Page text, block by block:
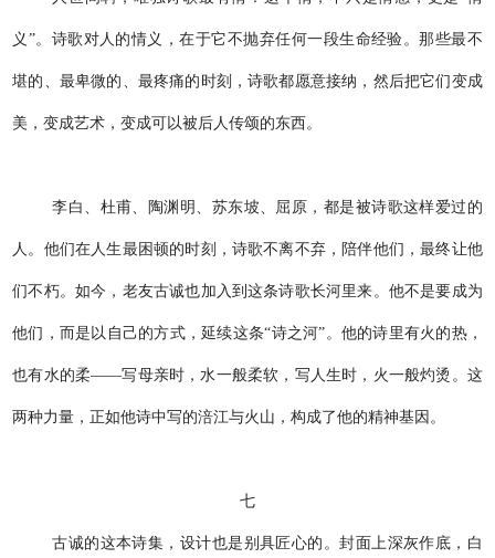
义”。诗歌对人的情义，在于它不抛弃任何一段生命经验。那些最不
堪的、最卑微的、最疼痛的时刻，诗歌都愿意接纳，然后把它们变成
美，变成艺术，变成可以被后人传颂的东西。
李白、杜甫、陶渊明、苏东坡、屈原，都是被诗歌这样爱过的
人。他们在人生最困顿的时刻，诗歌不离不弃，陪伴他们，最终让他
们不朽。如今，老友古诚也加入到这条诗歌长河里来。他不是要成为
他们，而是以自己的方式，延续这条“诗之河”。他的诗里有火的热，
也有水的柔——写母亲时，水一般柔软，写人生时，火一般灼烫。这
两种力量，正如他诗中写的涪江与火山，构成了他的精神基因。
七
古诚的这本诗集，设计也是别具匠心的。封面上深灰作底，白